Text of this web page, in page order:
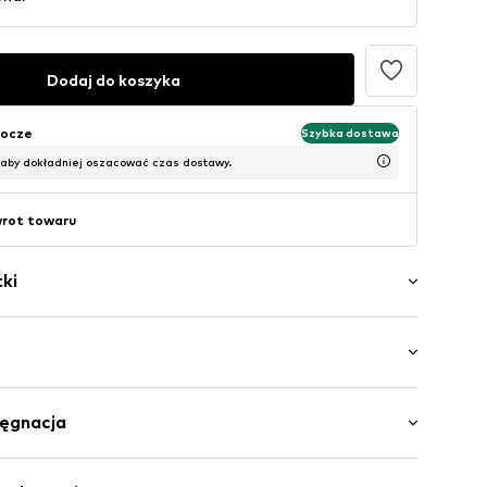
Dodaj do koszyka
Szybka dostawa
dokładniej oszacować czas dostawy.
towaru
powierzchni
/ Maxi